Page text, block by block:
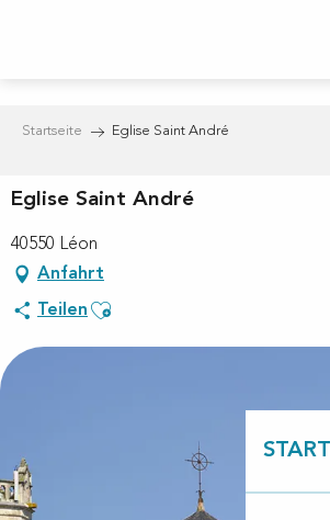
Startseite Eglise Saint André
Eglise Saint André
40550 Léon
Anfahrt
Teilen Ajouter aux favoris